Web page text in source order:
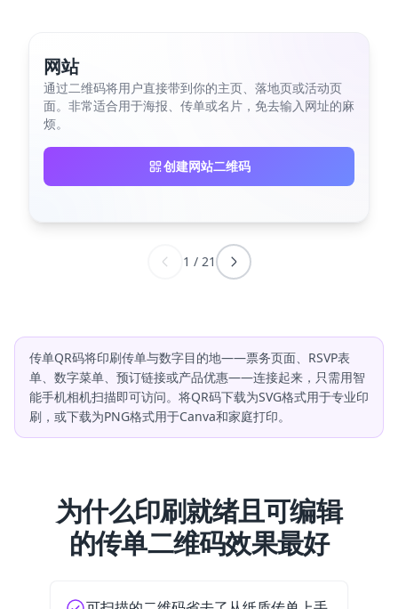
网站
通过二维码将用户直接带到你的主页、落地页或活动页
面。非常适合用于海报、传单或名片，免去输入网址的麻
烦。
创建网站二维码
1 / 21
传单QR码将印刷传单与数字目的地——票务页面、RSVP表
单、数字菜单、预订链接或产品优惠——连接起来，只需用智
能手机相机扫描即可访问。将QR码下载为SVG格式用于专业印
刷，或下载为PNG格式用于Canva和家庭打印。
为什么印刷就绪且可编辑
的传单二维码效果最好